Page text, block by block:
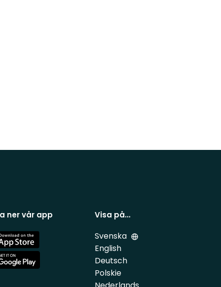
ner vår app Visa på…
Svenska
English
Deutsch
Polskie